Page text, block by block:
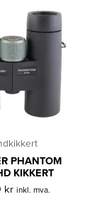
PHANTOM
KIKKERT
kr inkl. mva.